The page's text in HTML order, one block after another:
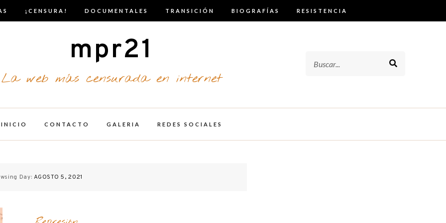
¡CENSURA! DOCUMENTALES TRANSICIÓN BIOGRAFÍAS RESISTENCIA
mpr21
La web más censurada en internet
INICIO CONTACTO GALERIA REDES SOCIALES
Day:AGOSTO 5, 2021